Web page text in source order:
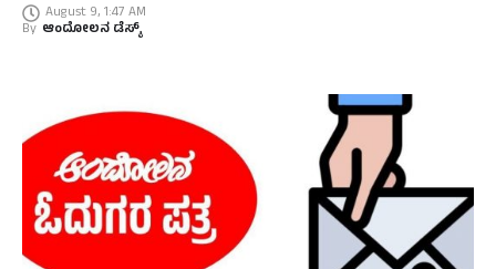
August 9, 1:47 AM
By ಆಂದೋಲನ ಡೆಸ್ಕ್